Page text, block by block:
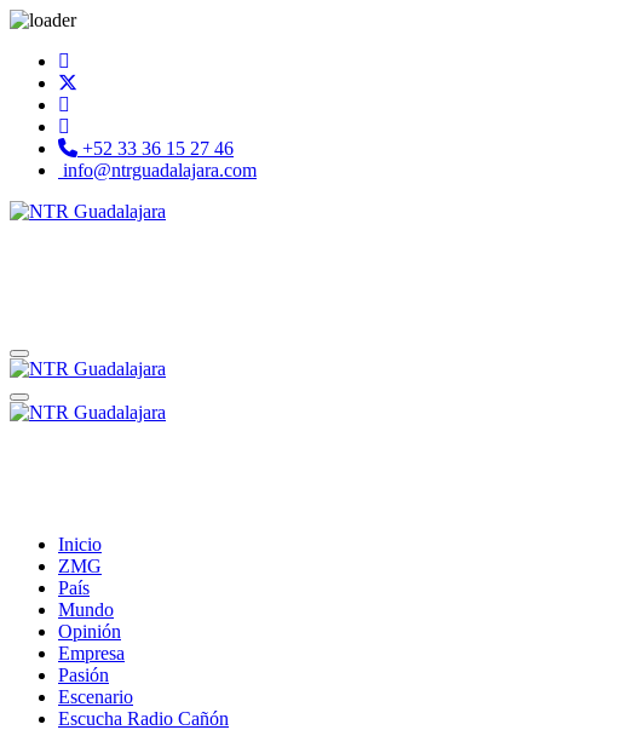
+52 33 36 15 27 46
info@ntrguadalajara.com
Inicio
ZMG
País
Mundo
Opinión
Empresa
Pasión
Escenario
Escucha Radio Cañón